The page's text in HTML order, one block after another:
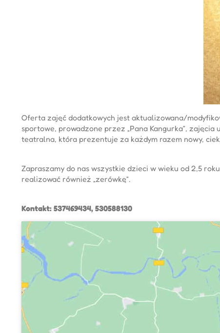
Oferta zajęć dodatkowych jest aktualizowana/
sportowe, prowadzone przez „Pana Kangurka”,
teatralna, która prezentuje za każdym razem nowy,
Zapraszamy do nas wszystkie dzieci w wieku od 2,5
realizować również „zerówkę”.
Kontakt: 537469434, 530588130